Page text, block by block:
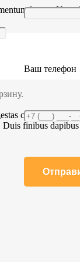
Ваш телефон
luctus.
iaculis,
mollis ac
iaculis
porttitor
mattis imperdiet
lacus, mattis et
et magnis
consectetur.
finibus